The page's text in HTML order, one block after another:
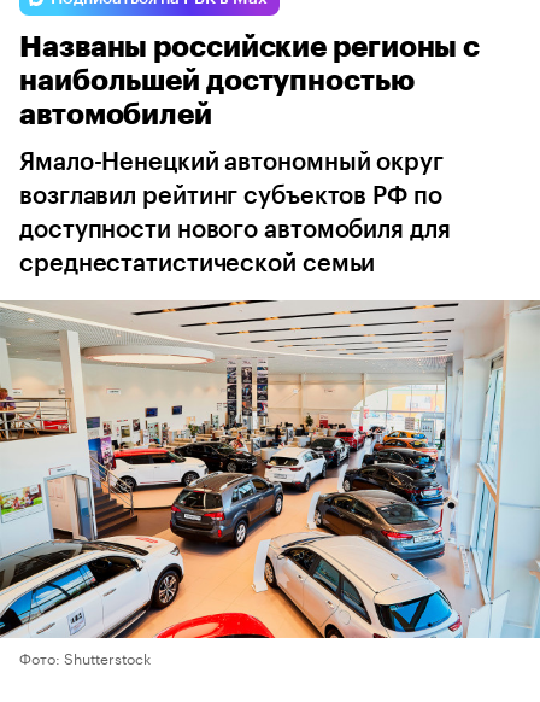
Esteo Haval Lada
Названы российские регионы с
наибольшей доступностью
автомобилей
Ямало-Ненецкий автономный округ
возглавил рейтинг субъектов РФ по
доступности нового автомобиля для
среднестатистической семьи
Фото: Shutterstock